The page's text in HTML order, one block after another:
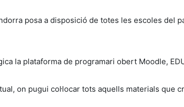
posa a disposició de totes les escoles del
la plataforma de programari obert Moodle,
on pugui col·locar tots aquells materials que